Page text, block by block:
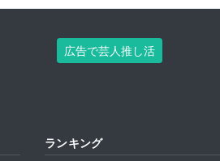
広告で芸人推し活
ランキング